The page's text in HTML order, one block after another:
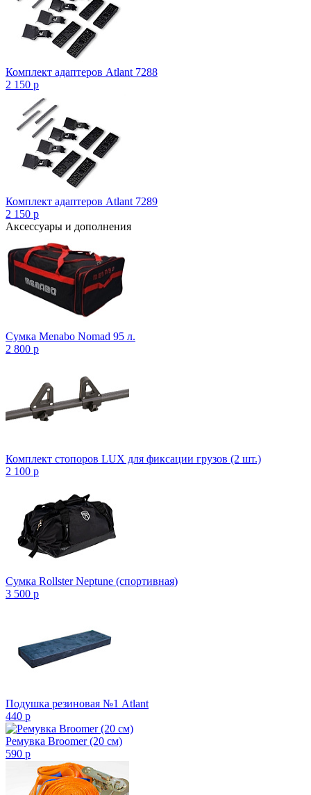
Комплект адаптеров Atlant 7288
2 150 p
Комплект адаптеров Atlant 7289
2 150 p
Аксессуары и дополнения
Сумка Menabo Nomad 95 л.
2 800 p
Комплект стопоров LUX для фиксации грузов (2 шт.)
2 100 p
Сумка Rollster Neptune (спортивная)
3 500 p
Подушка резиновая №1 Atlant
440 p
Ремувка Broomer (20 см)
590 p